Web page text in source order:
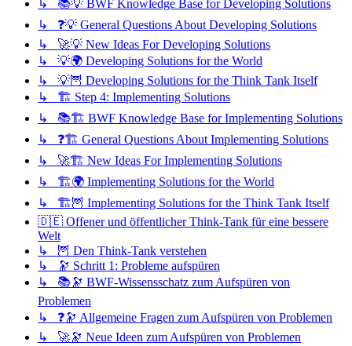
↳ 📚💡 BWF Knowledge Base for Developing Solutions
↳ ❓💡 General Questions About Developing Solutions
↳ 🚀💡 New Ideas For Developing Solutions
↳ 💡🌍 Developing Solutions for the World
↳ 💡🦉 Developing Solutions for the Think Tank Itself
↳ 🏗️ Step 4: Implementing Solutions
↳ 📚🏗️ BWF Knowledge Base for Implementing Solutions
↳ ❓🏗️ General Questions About Implementing Solutions
↳ 🚀🏗️ New Ideas For Implementing Solutions
↳ 🏗️🌍 Implementing Solutions for the World
↳ 🏗️🦉 Implementing Solutions for the Think Tank Itself
🇩🇪 Offener und öffentlicher Think-Tank für eine bessere
Welt
↳ 🦉 Den Think-Tank verstehen
↳ 🔭 Schritt 1: Probleme aufspüren
↳ 📚🔭 BWF-Wissensschatz zum Aufspüren von
Problemen
↳ ❓🔭 Allgemeine Fragen zum Aufspüren von Problemen
↳ 🚀🔭 Neue Ideen zum Aufspüren von Problemen